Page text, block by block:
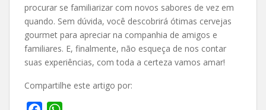
procurar se familiarizar com novos sabores de vez em
quando. Sem dúvida, você descobrirá ótimas cervejas
gourmet para apreciar na companhia de amigos e
familiares. E, finalmente, não esqueça de nos contar
suas experiências, com toda a certeza vamos amar!
Compartilhe este artigo por: